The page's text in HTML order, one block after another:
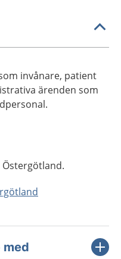
invånare, patient
ärenden som
med